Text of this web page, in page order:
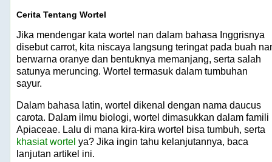
Cerita Tentang Wortel
Jika mendengar kata wortel nan dalam bahasa Inggrisnya
disebut carrot, kita niscaya langsung teringat pada buah
berwarna oranye dan bentuknya memanjang, serta salah
satunya meruncing. Wortel termasuk dalam tumbuhan
sayur.
Dalam bahasa latin, wortel dikenal dengan nama daucus
carota. Dalam ilmu biologi, wortel dimasukkan dalam famili
Apiaceae. Lalu di mana kira-kira wortel bisa tumbuh, serta
khasiat wortel ya? Jika ingin tahu kelanjutannya, baca
lanjutan artikel ini.